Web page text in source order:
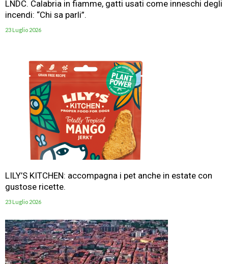
LNDC. Calabria in fiamme, gatti usati come inneschi degli
incendi: “Chi sa parli”.
23 Luglio 2026
LILY’S KITCHEN: accompagna i pet anche in estate con
gustose ricette.
23 Luglio 2026